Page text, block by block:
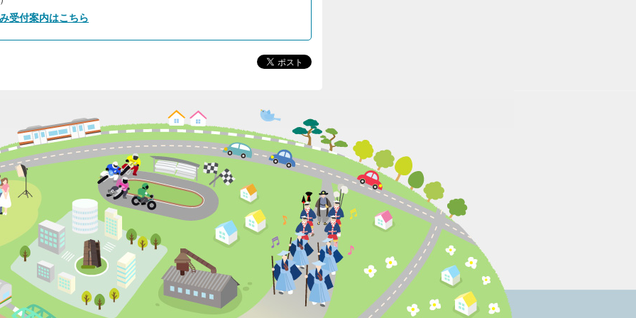
受付案内はこちら